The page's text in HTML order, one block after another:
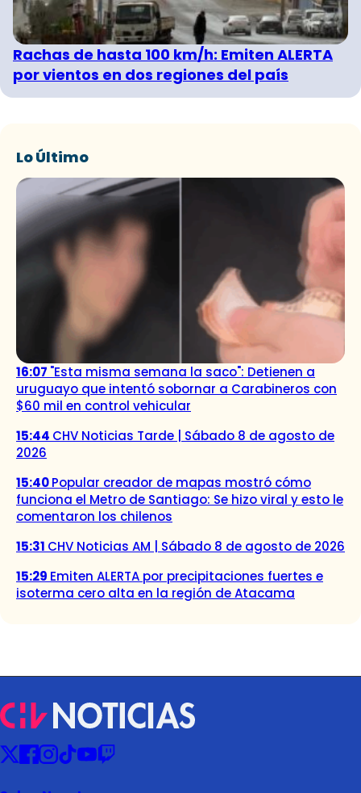
Rachas de hasta 100 km/h: Emiten ALERTA
por vientos en dos regiones del país
Lo Último
16:07 "Esta misma semana la saco": Detienen a
uruguayo que intentó sobornar a Carabineros con
$60 mil en control vehicular
15:44 CHV Noticias Tarde | Sábado 8 de agosto de
2026
15:40Popular creador de mapas mostró cómo
funciona el Metro de Santiago: Se hizo viral y esto le
comentaron los chilenos
15:31 CHV Noticias AM | Sábado 8 de agosto de 2026
15:29 Emiten ALERTA por precipitaciones fuertes e
isoterma cero alta en la región de Atacama